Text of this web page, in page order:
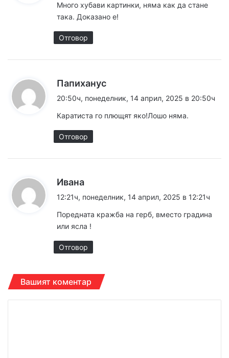
а
Много хубави картинки, няма как да стане
така. Доказано е!
Отговор
Папиханус
а
а
20:50ч, понеделник, 14 април, 2025 в 20:50ч
Каратиста го плющят яко!Лошо няма.
Отговор
Ивана
а
а
12:21ч, понеделник, 14 април, 2025 в 12:21ч
Поредната кражба на герб, вместо градина
или ясла !
Отговор
Вашият коментар